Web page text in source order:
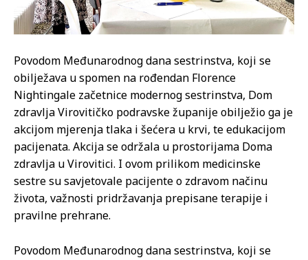
Povodom Međunarodnog dana sestrinstva, koji se
obilježava u spomen na rođendan Florence
Nightingale začetnice modernog sestrinstva, Dom
zdravlja Virovitičko podravske županije obilježio ga je
akcijom mjerenja tlaka i šećera u krvi, te edukacijom
pacijenata. Akcija se održala u prostorijama Doma
zdravlja u Virovitici. I ovom prilikom medicinske
sestre su savjetovale pacijente o zdravom načinu
života, važnosti pridržavanja prepisane terapije i
pravilne prehrane.
Povodom Međunarodnog dana sestrinstva, koji se